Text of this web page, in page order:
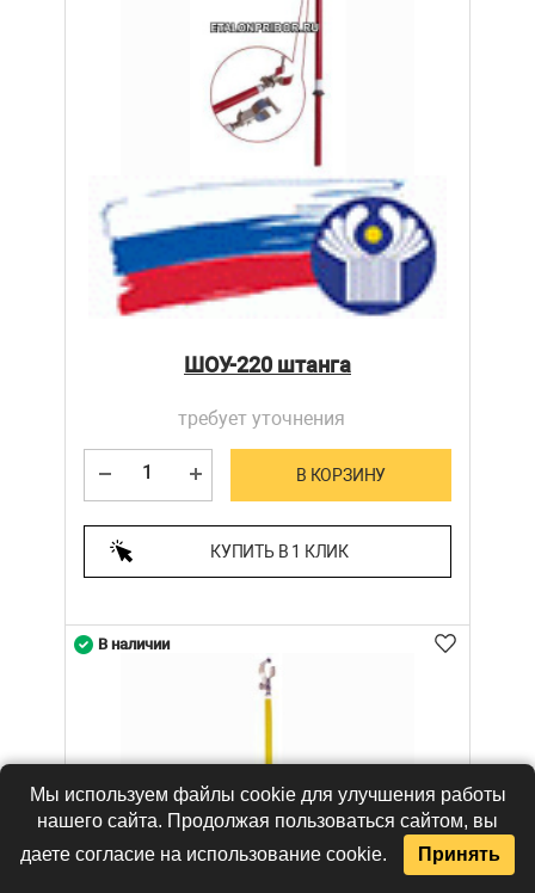
ШОУ-220 штанга
требует уточнения
В КОРЗИНУ
КУПИТЬ В 1 КЛИК
В наличии
Мы используем файлы cookie для улучшения работы
нашего сайта. Продолжая пользоваться сайтом, вы
даете согласие на использование cookie.
Принять